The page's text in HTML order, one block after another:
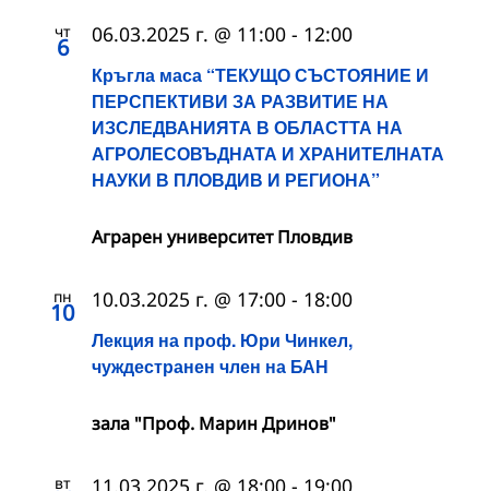
чт
6
Кръгла маса “ТЕКУЩО СЪСТОЯНИЕ И
ПЕРСПЕКТИВИ ЗА РАЗВИТИЕ НА
ИЗСЛЕДВАНИЯТА В ОБЛАСТТА НА
АГРОЛЕСОВЪДНАТА И ХРАНИТЕЛНАТА
НАУКИ В ПЛОВДИВ И РЕГИОНА”
06.03.2025 г. @ 11:00 - 12:00
Аграрен университет Пловдив
пн
10
Лекция на проф. Юри Чинкел,
чуждестранен член на БАН
10.03.2025 г. @ 17:00 - 18:00
зала "Проф. Марин Дринов"
вт 11.03.2025 г. @ 18:00 - 19:00